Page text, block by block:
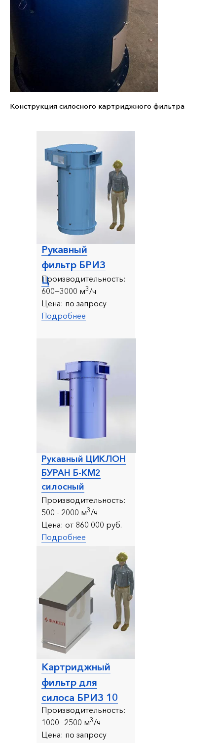
Конструкция силосного картриджного фильтра
Рукавный
фильтр БРИЗ
Ц
Производительность:
600—3000 м3/ч
Цена: по запросу
Подробнее
Производительность:
500 - 2000 м3/ч
Цена: от 860 000 руб.
Подробнее
Рукавный ЦИКЛОН
БУРАН Б-КМ2
cилосный
Картриджный
фильтр для
силоса БРИЗ 10
Производительность:
1000—2500 м3/ч
Цена: по запросу